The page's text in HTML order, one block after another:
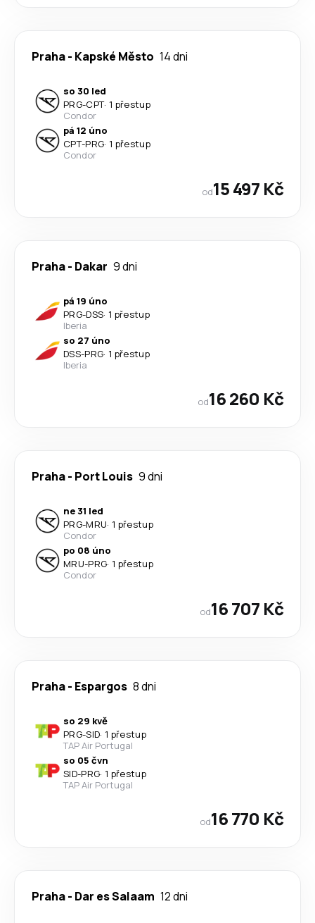
Praha- Kapské Město 14 dni
so 30 led
PRG-CPT· 1 přestup
Condor
pá 12 úno
CPT-PRG· 1 přestup
Condor
od15 497 Kč
Praha- Dakar 9 dni
pá 19 úno
PRG-DSS· 1 přestup
Iberia
so 27 úno
DSS-PRG· 1 přestup
Iberia
od16 260 Kč
Praha- Port Louis 9 dni
ne 31 led
PRG-MRU· 1 přestup
Condor
po 08 úno
MRU-PRG· 1 přestup
Condor
od16 707 Kč
Praha- Espargos 8 dni
so 29 kvě
PRG-SID· 1 přestup
TAP Air Portugal
so 05 čvn
SID-PRG· 1 přestup
TAP Air Portugal
od16 770 Kč
Praha- Dar es Salaam 12 dni